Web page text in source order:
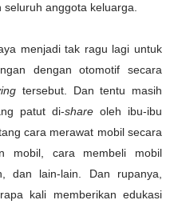
anggota keluarga.
menjadi tak ragu lagi untuk
dengan otomotif secara
tersebut. Dan tentu masih
patut di-share oleh ibu-ibu
cara merawat mobil secara
mobil, cara membeli mobil
dan lain-lain. Dan rupanya,
kali memberikan edukasi